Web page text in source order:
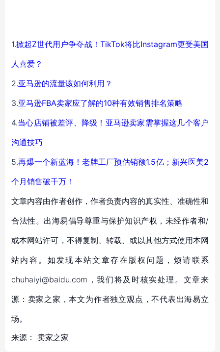
1.掀起Z世代用户争夺战！TikTok将比Instagram更受美国
人喜爱？
2.亚马逊的流量该如何利用？
3.亚马逊FBA卖家应了解的10种有效销售排名策略
4.当心店铺被差评、降级！亚马逊卖家需掌握这几个客户
沟通技巧
5.再爆一个新蓝海！老牌工厂预估销额1.5亿；新兴医美2
个月销售破千万！
文章内容由作者创作，作者负责内容的真实性、准确性和
合法性。出海易倡导尊重与保护知识产权，未经作者和/
或本网站许可，不得复制、转载、或以其他方式使用本网
站内容。如发现本站文章存在版权问题，烦请联系
chuhaiyi@baidu.com，我们将及时核实处理。文章来
源：卖家之家，本文为作者独立观点，不代表出海易立
场。
来源： 卖家之家